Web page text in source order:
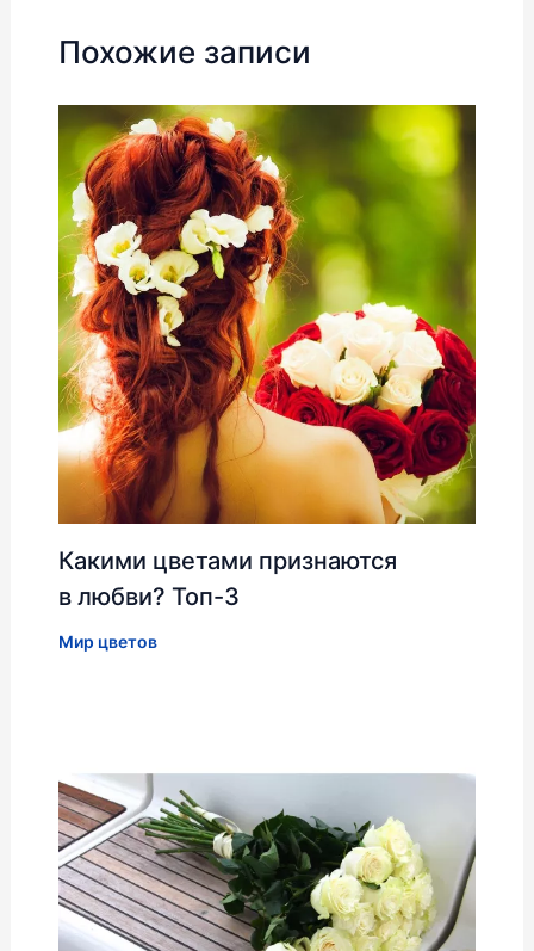
Похожие записи
Какими цветами признаются
в любви? Топ-3
Мир цветов